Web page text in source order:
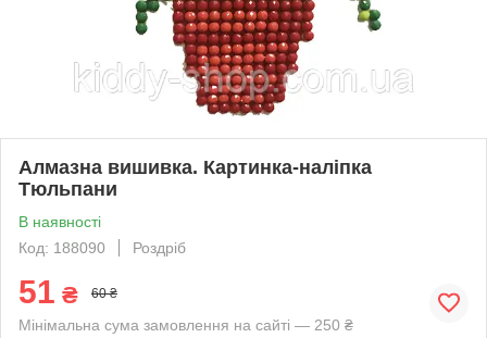
Алмазна вишивка. Картинка-наліпка
Тюльпани
В наявності
Код: 188090
Роздріб
51 ₴ 60 ₴
Мінімальна сума замовлення на сайті — 250 ₴